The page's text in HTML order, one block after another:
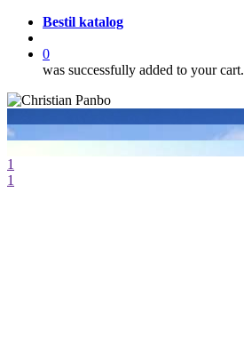
Bestil katalog
0
was successfully added to your cart.
1
1